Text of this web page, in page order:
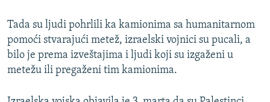
Tada su ljudi pohrlili ka kamionima sa humanitarnom
pomoći stvarajući metež, izraelski vojnici su pucali, a
bilo je prema izveštajima i ljudi koji su izgaženi u
metežu ili pregaženi tim kamionima.